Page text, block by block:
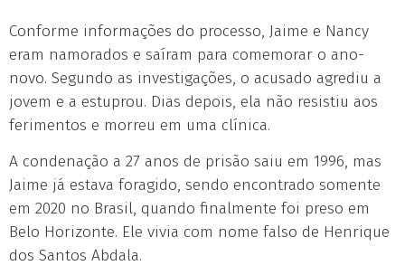
Conforme informações do processo, Jaime e Nancy
eram namorados e saíram para comemorar o ano-
novo. Segundo as investigações, o acusado agrediu a
jovem e a estuprou. Dias depois, ela não resistiu aos
ferimentos e morreu em uma clínica.
A condenação a 27 anos de prisão saiu em 1996, mas
Jaime já estava foragido, sendo encontrado somente
em 2020 no Brasil, quando finalmente foi preso em
Belo Horizonte. Ele vivia com nome falso de Henrique
dos Santos Abdala.